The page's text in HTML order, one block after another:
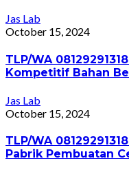
Jas Lab
October 15, 2024
TLP/WA
Kompetitif Bahan
Jas Lab
October 15, 2024
TLP/WA
Pabrik Pembuatan